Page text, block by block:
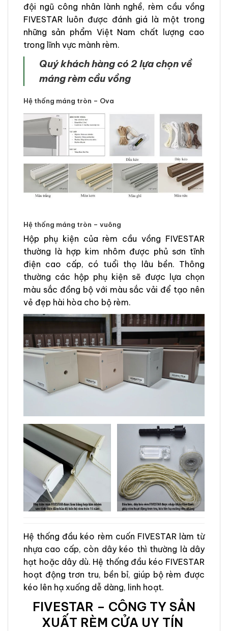
đội ngũ công nhân lành nghề, rèm cầu vồng
FIVESTAR luôn được đánh giá là một trong
những sản phẩm Việt Nam chất lượng cao
trong lĩnh vực mành rèm.
Quý khách hàng có 2 lựa chọn về
máng rèm cầu vồng
Hệ thống máng tròn – Ova
Hệ thống máng tròn – vuông
Hộp phụ kiện của rèm cầu vồng FIVESTAR
thường là hợp kim nhôm được phủ sơn tĩnh
điện cao cấp, có tuổi thọ lâu bền. Thông
thường các hộp phụ kiện sẽ được lựa chọn
màu sắc đồng bộ với màu sắc vải để tạo nên
vẻ đẹp hài hòa cho bộ rèm.
Hệ thống đầu kéo rèm cuốn FIVESTAR làm từ
nhựa cao cấp, còn dây kéo thì thường là dây
hạt hoặc dây dù. Hệ thống đầu kéo FIVESTAR
hoạt động trơn tru, bền bỉ, giúp bộ rèm được
kéo lên hạ xuống dễ dàng, linh hoạt.
FIVESTAR – CÔNG TY SẢN
XUẤT RÈM CỬA UY TÍN